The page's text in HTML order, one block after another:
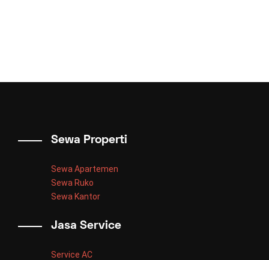
Sewa Properti
Sewa Apartemen
Sewa Ruko
Sewa Kantor
Jasa Service
Service AC